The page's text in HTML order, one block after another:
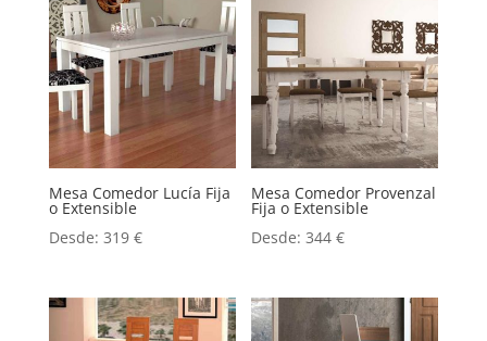
Mesa Comedor Lucía Fija
o Extensible
Desde: 319 €
Mesa Comedor Provenzal
Fija o Extensible
Desde:344€